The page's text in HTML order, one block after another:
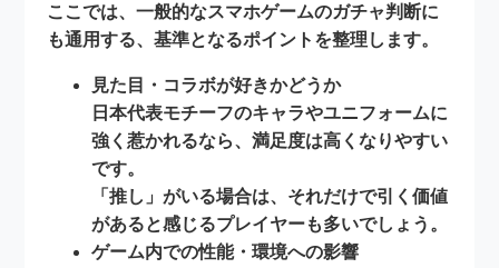
ここでは、一般的なスマホゲームのガチャ判断に
も通用する、基準となるポイントを整理します。
見た目・コラボが好きかどうか
日本代表モチーフのキャラやユニフォームに
強く惹かれるなら、満足度は高くなりやすい
です。
「推し」がいる場合は、それだけで引く価値
があると感じるプレイヤーも多いでしょう。
ゲーム内での性能・環境への影響